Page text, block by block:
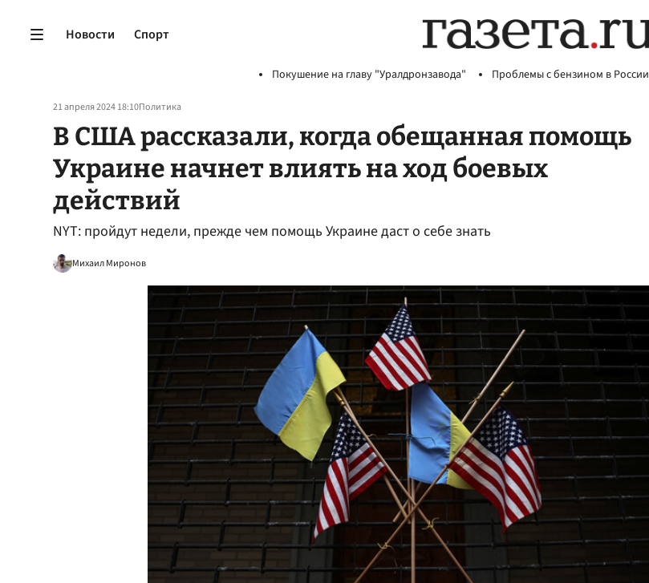
Новости Спорт
Покушение на главу "Уралдронзавода" Проблемы с бензином в России
21 апреля 2024 18:10Политика
В США рассказали, когда обещанная помощь
Украине начнет влиять на ход боевых
действий
NYT: пройдут недели, прежде чем помощь Украине даст о себе знать
Михаил Миронов